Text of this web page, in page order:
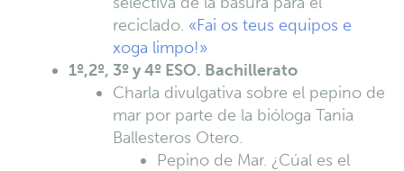
reciclado. «Fai os teus equipos e
xoga limpo!»
1º,2º, 3º y 4º ESO. Bachillerato
Charla divulgativa sobre el pepino de
mar por parte de la bióloga Tania
Ballesteros Otero.
Pepino de Mar. ¿Cúal es el